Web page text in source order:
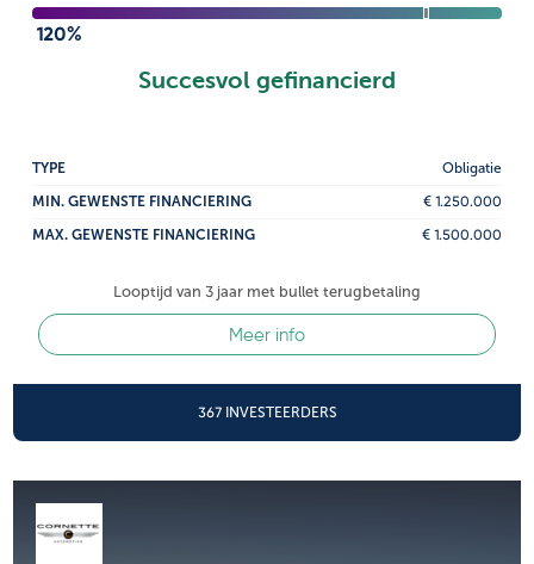
120%
Succesvol gefinancierd
TYPE
Obligatie
MIN. GEWENSTE FINANCIERING
€ 1.250.000
MAX. GEWENSTE FINANCIERING
€ 1.500.000
Looptijd van 3 jaar met bullet terugbetaling
Meer info
367 INVESTEERDERS